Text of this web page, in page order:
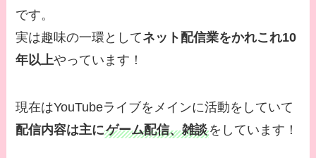
です。
実は趣味の一環としてネット配信業をかれこれ10
年以上やっています！
現在はYouTubeライブをメインに活動をしていて
配信内容は主にゲーム配信、雑談をしています！